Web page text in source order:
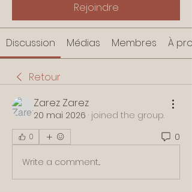
Rejoindre
Discussion Médias Membres À
Retour
Zarez Zarez
20 mai 2026 · joined the group.
0 0
Write a comment...